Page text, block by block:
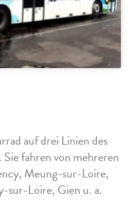
auf drei Linien des
fahren von mehreren
Meung-sur-Loire,
sur-Loire, Gien u. a.